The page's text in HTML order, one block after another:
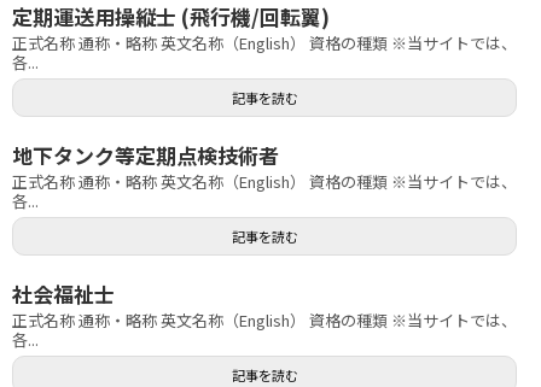
定期運送用操縦士 (飛行機/回転翼)
正式名称 通称・略称 英文名称（English） 資格の種類 ※当サイトでは、
各...
記事を読む
地下タンク等定期点検技術者
正式名称 通称・略称 英文名称（English） 資格の種類 ※当サイトでは、
各...
記事を読む
社会福祉士
正式名称 通称・略称 英文名称（English） 資格の種類 ※当サイトでは、
各...
記事を読む